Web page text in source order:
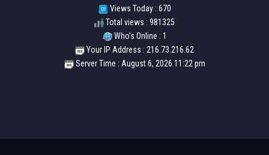
Views Today : 670
Total views : 981325
Who's Online : 1
Your IP Address : 216.73.216.62
Server Time : August 6, 2026 11:22 pm